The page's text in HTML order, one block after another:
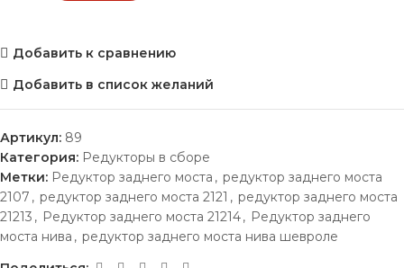
Добавить к сравнению
Добавить в список желаний
Артикул: 89
Категория: Редукторы в сборе
Метки: Редуктор заднего моста , редуктор заднего моста
2107 , редуктор заднего моста 2121 , редуктор заднего моста
21213 , Редуктор заднего моста 21214, Редуктор заднего
моста нива , редуктор заднего моста нива шевроле